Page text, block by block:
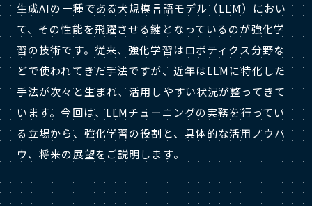
生成AIの一種である大規模言語モデル（LLM）におい
て、その性能を飛躍させる鍵となっているのが強化学
習の技術です。従来、強化学習はロボティクス分野な
どで使われてきた手法ですが、近年はLLMに特化した
手法が次々と生まれ、活用しやすい状況が整ってきて
います。今回は、LLMチューニングの実務を行ってい
る立場から、強化学習の役割と、具体的な活用ノウハ
ウ、将来の展望をご説明します。